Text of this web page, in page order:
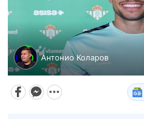
Антонио Коларов